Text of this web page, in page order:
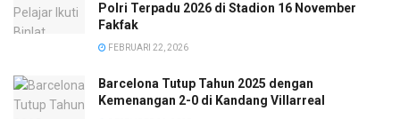
Polri Terpadu 2026 di Stadion 16 November
Fakfak
FEBRUARI 22, 2026
Barcelona Tutup Tahun 2025 dengan
Kemenangan 2-0 di Kandang Villarreal